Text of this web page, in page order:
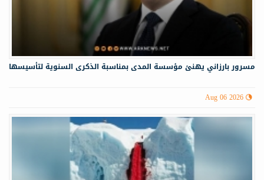
مسرور بارزاني يهنئ مؤسسة المدى بمناسبة الذكرى السنوية لتأسيسها
Aug 06 2026